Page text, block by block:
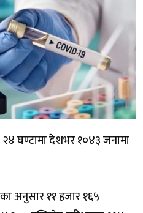
घण्टामा देशभर १०४३ जनामा
अनुसार ११ हजार १६५